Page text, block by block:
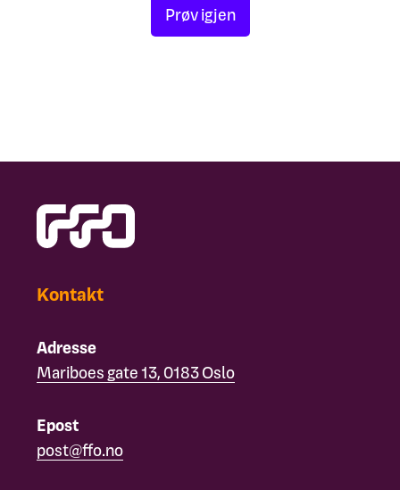
Prøv igjen
Kontakt
Adresse
Mariboes gate 13, 0183 Oslo
Epost
post@ffo.no